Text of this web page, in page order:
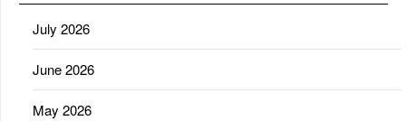
July 2026
June 2026
May 2026